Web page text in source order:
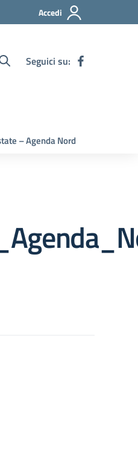
Accedi
Seguici su:
– Agenda Nord